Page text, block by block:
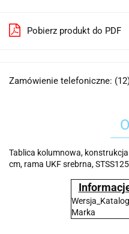
Pobierz produkt do PDF
Zamówienie telefoniczne:
Tablica kolumnowa, konstrukcja
cm, rama UKF srebrna,
Marka